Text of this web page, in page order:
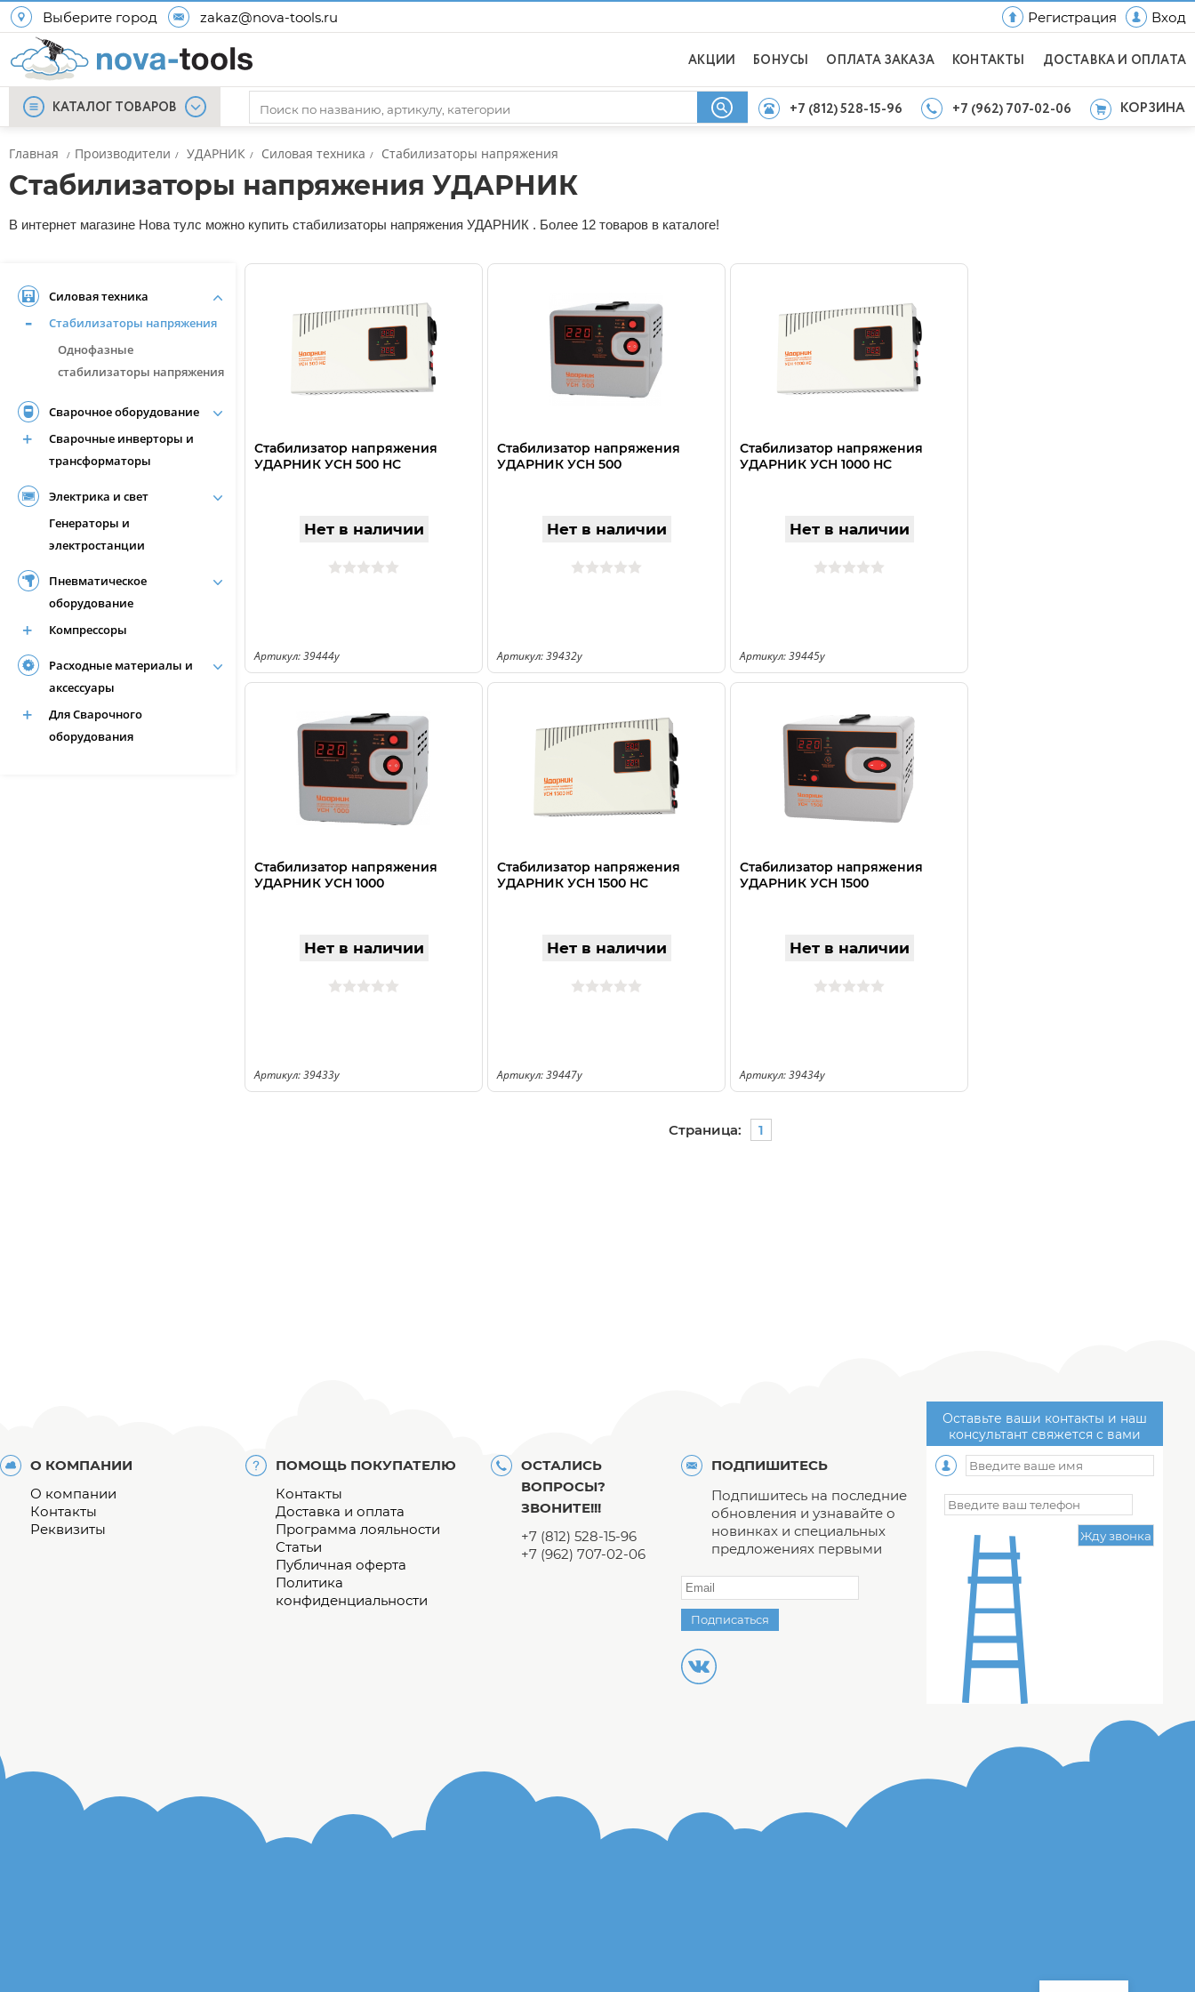
Выберите город zakaz@nova-tools.ru Регистрация Вход
АКЦИИ БОНУСЫ ОПЛАТА ЗАКАЗА КОНТАКТЫ ДОСТАВКА И ОПЛАТА
КАТАЛОГ ТОВАРОВ +7 (812) 528-15-96 +7 (962) 707-02-06 КОРЗИНА
Главная / Производители / УДАРНИК / Силовая техника / Стабилизаторы напряжения
Стабилизаторы напряжения УДАРНИК
В интернет магазине Нова тулс можно купить стабилизаторы напряжения УДАРНИК . Более 12 товаров в каталоге!
Силовая техника
Стабилизаторы напряжения
Однофазные
стабилизаторы напряжения
Сварочное оборудование
Сварочные инверторы и
трансформаторы
Электрика и свет
Генераторы и
электростанции
Пневматическое
оборудование
Компрессоры
Расходные материалы и
аксессуары
Для Сварочного
оборудования
Стабилизатор напряжения
УДАРНИК УСН 500 НС
Нет в наличии
Артикул: 39444у
Стабилизатор напряжения
УДАРНИК УСН 500
Нет в наличии
Артикул: 39432у
Стабилизатор напряжения
УДАРНИК УСН 1000 НС
Нет в наличии
Артикул: 39445у
Стабилизатор напряжения
УДАРНИК УСН 1000
Нет в наличии
Артикул: 39433у
Стабилизатор напряжения
УДАРНИК УСН 1500 НС
Нет в наличии
Артикул: 39447у
Стабилизатор напряжения
УДАРНИК УСН 1500
Нет в наличии
Артикул: 39434у
Страница: 1
О КОМПАНИИ
О компании
Контакты
Реквизиты
ПОМОЩЬ ПОКУПАТЕЛЮ
Контакты
Доставка и оплата
Программа лояльности
Статьи
Публичная оферта
Политика
конфиденциальности
ОСТАЛИСЬ
ВОПРОСЫ?
ЗВОНИТЕ!!!
+7 (812) 528-15-96
+7 (962) 707-02-06
ПОДПИШИТЕСЬ
Подпишитесь на последние
обновления и узнавайте о
новинках и специальных
предложениях первыми
Подписаться
Оставьте ваши контакты и наш
консультант свяжется с вами